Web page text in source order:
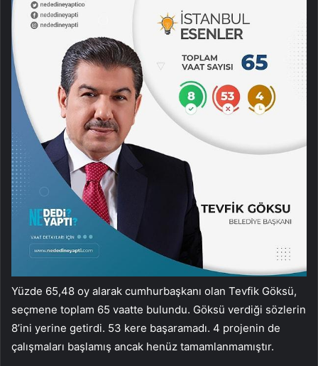
Yüzde 65,48 oy alarak cumhurbaşkanı olan Tevfik Göksü,
seçmene toplam 65 vaatte bulundu. Göksü verdiği sözlerin
8’ini yerine getirdi. 53 kere başaramadı. 4 projenin de
çalışmaları başlamış ancak henüz tamamlanmamıştır.